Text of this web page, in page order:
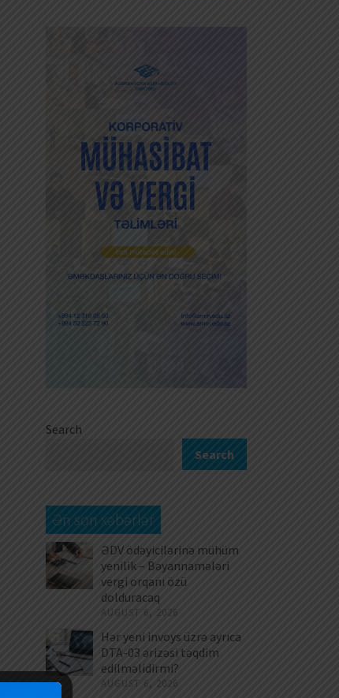
Search
Search
Ən son xəbərlər
ƏDV ödəyicilərinə mühüm
yenilik – Bəyannamələri
vergi orqanı özü
dolduracaq
AUGUST 6, 2026
Hər yeni invoys üzrə ayrıca
DTA-03 ərizəsi təqdim
edilməlidirmi?
AUGUST 6, 2026